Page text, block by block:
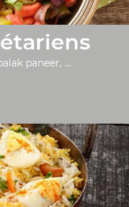
paneer, ...